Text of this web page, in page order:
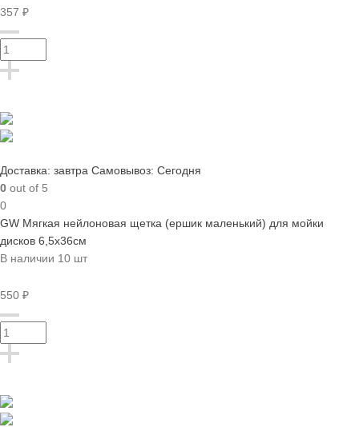
357 ₽
Доставка: завтра Самовывоз: Сегодня
0 out of 5
0
GW Мягкая нейлоновая щетка (ершик маленький) для мойки
дисков 6,5х36см
В наличии 10 шт
550 ₽